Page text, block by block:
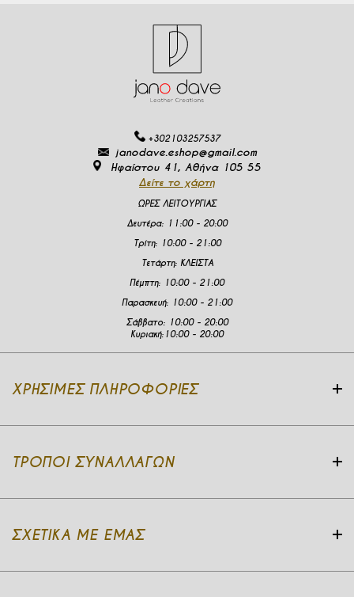
+302103257537
janodave.eshop@gmail.com
Ηφαίστου 41, Αθήνα 105 55
Δείτε το χάρτη
ΩΡΕΣ ΛΕΙΤΟΥΡΓΙΑΣ
Δευτέρα: 11:00 - 20:00
Τρίτη: 10:00 - 21:00
Τετάρτη: ΚΛΕΙΣΤΑ
Πέμπτη: 10:00 - 21:00
Παρασκευή: 10:00 - 21:00
Σάββατο:10:00 - 20:00
Κυριακή: 10:00 - 20:00
ΧΡΉΣΙΜΕΣ ΠΛΗΡΟΦΟΡΊΕΣ
ΤΡΌΠΟΙ ΣΥΝΑΛΛΑΓΏΝ
ΣΧΕΤΙΚΆ ΜΕ ΕΜΆΣ